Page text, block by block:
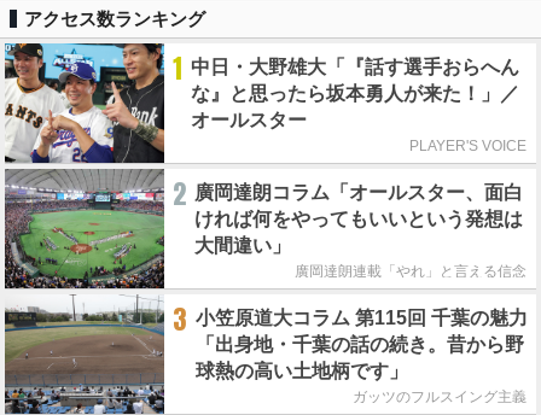
アクセス数ランキング
1 中日・大野雄大「『話す選手おらへん
な』と思ったら坂本勇人が来た！」／
オールスター
PLAYER'S VOICE
2 廣岡達朗コラム「オールスター、面白
ければ何をやってもいいという発想は
大間違い」
廣岡達朗連載「やれ」と言える信念
3 小笠原道大コラム 第115回 千葉の魅力
「出身地・千葉の話の続き。昔から野
球熱の高い土地柄です」
ガッツのフルスイング主義